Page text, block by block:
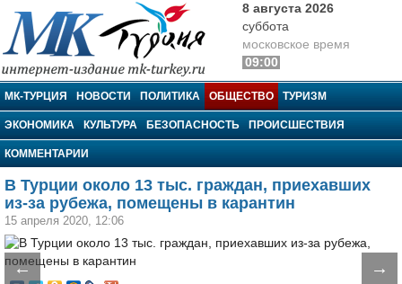
МК-Турция
8 августа 2026
суббота
московское время
09:00
МК-ТУРЦИЯ НОВОСТИ ПОЛИТИКА ОБЩЕСТВО ТУРИЗМ
ЭКОНОМИКА КУЛЬТУРА БЕЗОПАСНОСТЬ ПРОИСШЕСТВИЯ
КОММЕНТАРИИ
В Турции около 13 тыс. граждан, приехавших
из-за рубежа, помещены в карантин
15 апреля 2020, 12:06
← →